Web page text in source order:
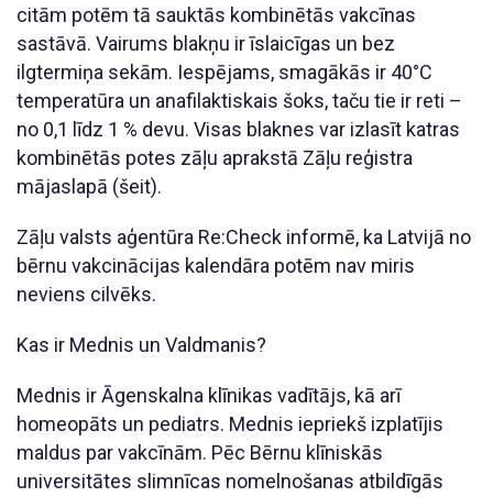
citām potēm tā sauktās kombinētās vakcīnas
sastāvā. Vairums blakņu ir īslaicīgas un bez
ilgtermiņa sekām. Iespējams, smagākās ir 40°C
temperatūra un anafilaktiskais šoks, taču tie ir reti –
no 0,1 līdz 1 % devu. Visas blaknes var izlasīt katras
kombinētās potes zāļu aprakstā Zāļu reģistra
mājaslapā (šeit).
Zāļu valsts aģentūra Re:Check informē, ka Latvijā no
bērnu vakcinācijas kalendāra potēm nav miris
neviens cilvēks.
Kas ir Mednis un Valdmanis?
Mednis ir Āgenskalna klīnikas vadītājs, kā arī
homeopāts un pediatrs. Mednis iepriekš izplatījis
maldus par vakcīnām. Pēc Bērnu klīniskās
universitātes slimnīcas nomelnošanas atbildīgās